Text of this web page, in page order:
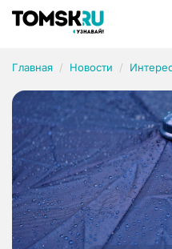
Главная Новости